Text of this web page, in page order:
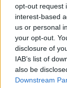
opt-out request
interest-based
us or personal
your opt-out.
disclosure of
IAB’s list of
also be
Downstream